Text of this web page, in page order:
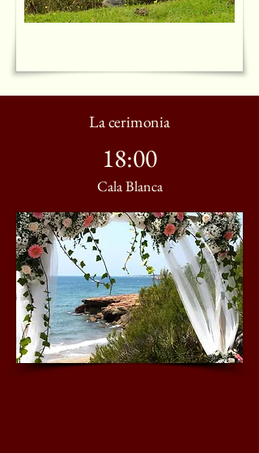
La cerimonia
18:00
Cala Blanca